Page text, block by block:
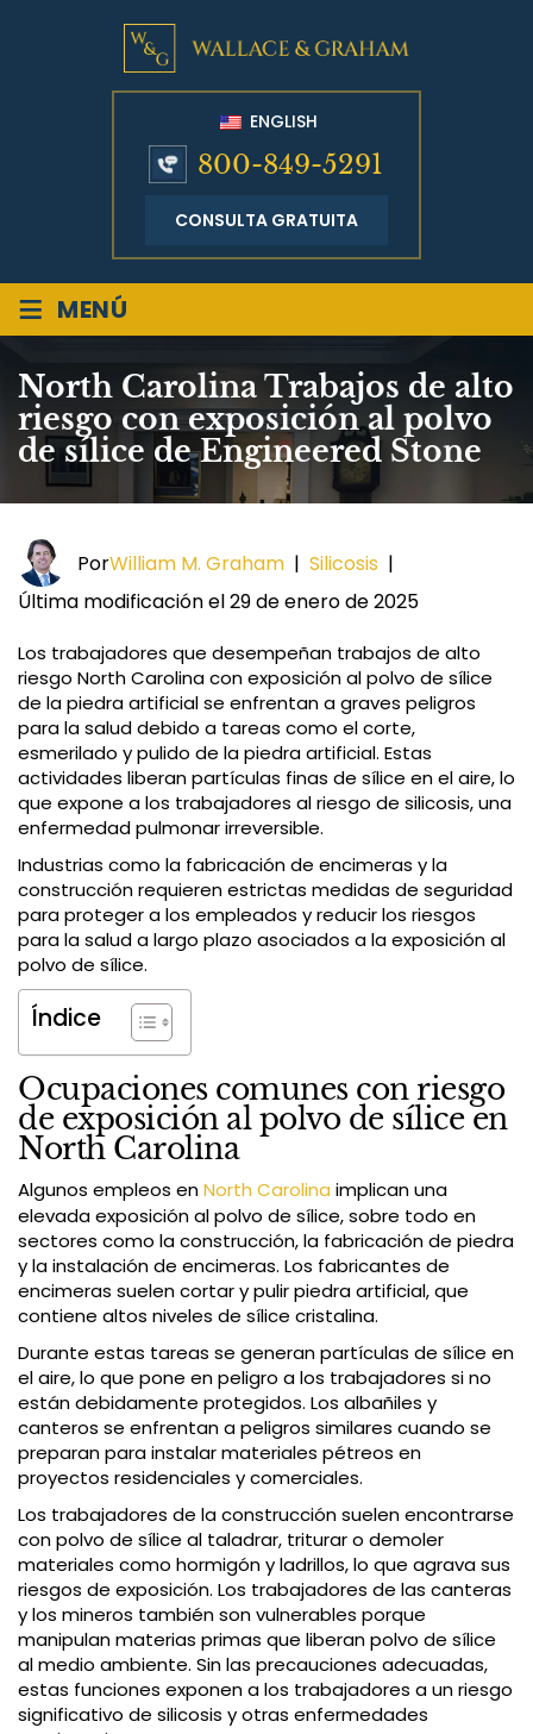
ENGLISH
800-849-5291
CONSULTA GRATUITA
≡ MENÚ
North Carolina Trabajos de alto
riesgo con exposición al polvo
de sílice de Engineered Stone
PorWilliam M. Graham | Silicosis |
Última modificación el 29 de enero de 2025
Los trabajadores que desempeñan trabajos de alto
riesgo North Carolina con exposición al polvo de sílice
de la piedra artificial se enfrentan a graves peligros
para la salud debido a tareas como el corte,
esmerilado y pulido de la piedra artificial. Estas
actividades liberan partículas finas de sílice en el aire, lo
que expone a los trabajadores al riesgo de silicosis, una
enfermedad pulmonar irreversible.
Industrias como la fabricación de encimeras y la
construcción requieren estrictas medidas de seguridad
para proteger a los empleados y reducir los riesgos
para la salud a largo plazo asociados a la exposición al
polvo de sílice.
Índice
Ocupaciones comunes con riesgo
de exposición al polvo de sílice en
North Carolina
Algunos empleos enNorth Carolina implican una
elevada exposición al polvo de sílice, sobre todo en
sectores como la construcción, la fabricación de piedra
y la instalación de encimeras. Los fabricantes de
encimeras suelen cortar y pulir piedra artificial, que
contiene altos niveles de sílice cristalina.
Durante estas tareas se generan partículas de sílice en
el aire, lo que pone en peligro a los trabajadores si no
están debidamente protegidos. Los albañiles y
canteros se enfrentan a peligros similares cuando se
preparan para instalar materiales pétreos en
proyectos residenciales y comerciales.
Los trabajadores de la construcción suelen encontrarse
con polvo de sílice al taladrar, triturar o demoler
materiales como hormigón y ladrillos, lo que agrava sus
riesgos de exposición. Los trabajadores de las canteras
y los mineros también son vulnerables porque
manipulan materias primas que liberan polvo de sílice
al medio ambiente. Sin las precauciones adecuadas,
estas funciones exponen a los trabajadores a un riesgo
significativo de silicosis y otras enfermedades